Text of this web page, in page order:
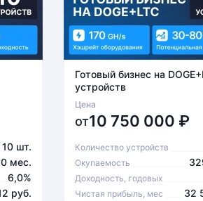
10 шт.
мес.
6,0%
руб.
Готовый бизнес на
устройств
Цена
от10 750 000 ₽
Количество устройств
Окупаемость
Доходность, годовых
Чистая прибыль, мес 32